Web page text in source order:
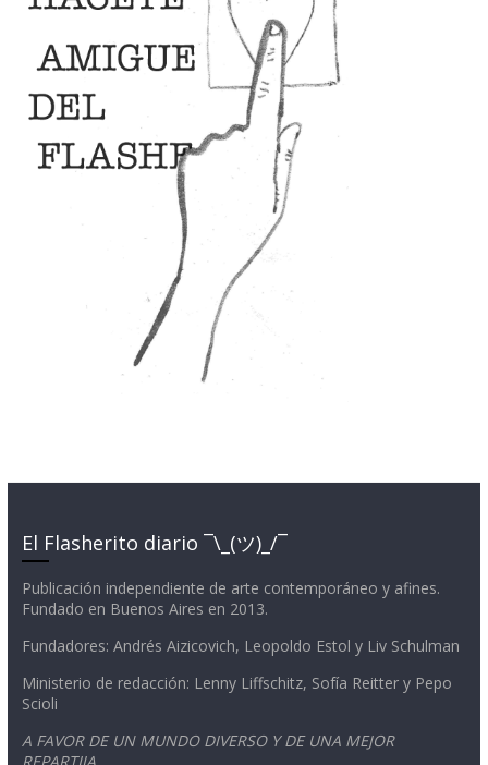
El Flasherito diario ¯\_(ツ)_/¯
Publicación independiente de arte contemporáneo y afines.
Fundado en Buenos Aires en 2013.
Fundadores: Andrés Aizicovich, Leopoldo Estol y Liv Schulman
Ministerio de redacción: Lenny Liffschitz, Sofía Reitter y Pepo
Scioli
A FAVOR DE UN MUNDO DIVERSO Y DE UNA MEJOR